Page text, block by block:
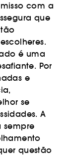
com a
que
é uma
Por
e
se
A
sempre
questão